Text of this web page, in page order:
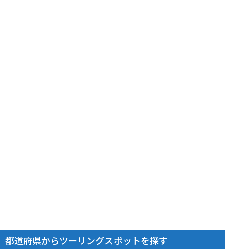
都道府県からツーリングスポットを探す